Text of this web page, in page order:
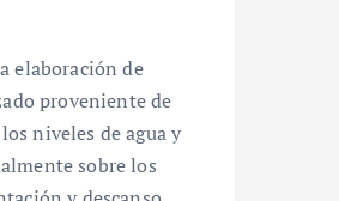
elaboración de
proveniente de
niveles de agua y
sobre los